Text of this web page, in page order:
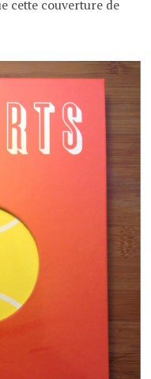
cette couverture de